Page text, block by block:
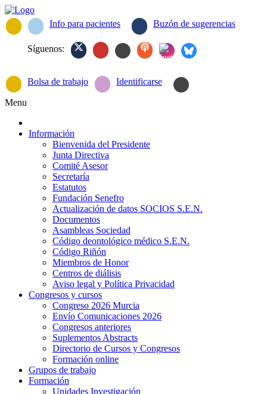
Info para pacientes Buzón de sugerencias
Síguenos:
Bolsa de trabajo Identificarse
Menu
Información
Bienvenida del Presidente
Junta Directiva
Comité Asesor
Secretaría
Estatutos
Fundación Senefro
Actualización de datos SOCIOS S.E.N.
Documentos
Asambleas Sociedad
Código deontológico médico S.E.N.
Código Riñón
Miembros de Honor
Centros de diálisis
Aviso legal y Política Privacidad
Congresos y cursos
Congreso 2026 Murcia
Envío Comunicaciones 2026
Congresos anteriores
Suplementos Abstracts
Directorio de Cursos y Congresos
Formación online
Grupos de trabajo
Formación
Unidades Investigación